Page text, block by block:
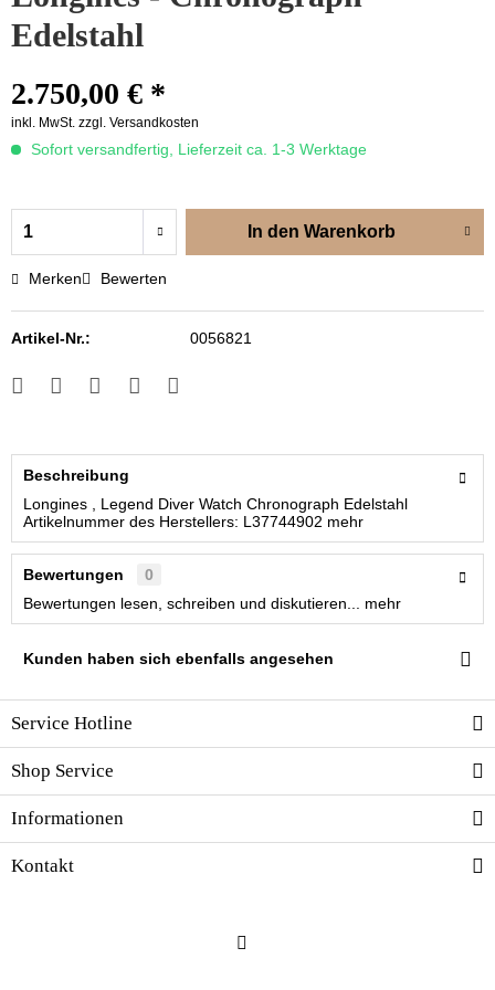
Edelstahl
2.750,00 € *
inkl. MwSt. zzgl. Versandkosten
Sofort versandfertig, Lieferzeit ca. 1-3 Werktage
In den Warenkorb
Merken Bewerten
Artikel-Nr.: 0056821
Beschreibung
Longines , Legend Diver Watch Chronograph Edelstahl
Artikelnummer des Herstellers: L37744902 mehr
Bewertungen
0
Bewertungen lesen, schreiben und diskutieren...
mehr
Kunden haben sich ebenfalls angesehen
Service Hotline
Shop Service
Informationen
Kontakt